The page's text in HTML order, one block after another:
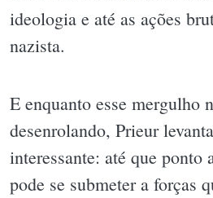
ideologia e até as ações
nazista.
E enquanto esse mergulho
desenrolando, Prieur
interessante: até que ponto
pode se submeter a forças